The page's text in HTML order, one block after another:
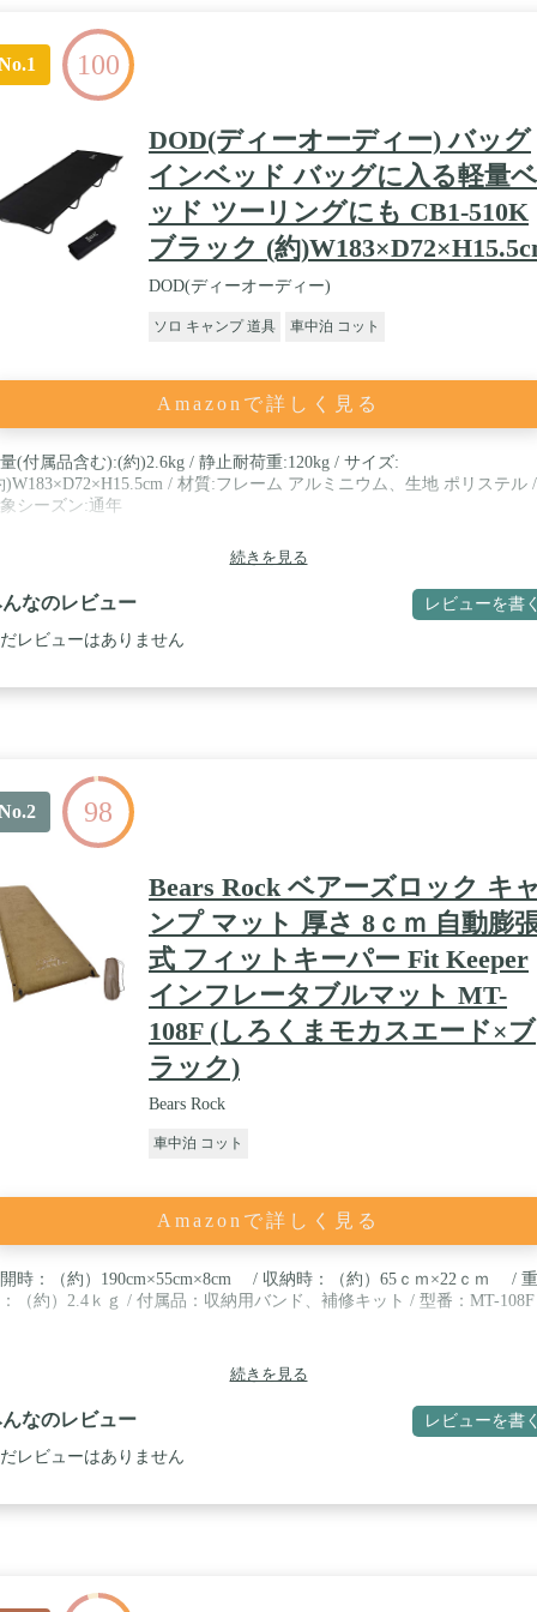
100
DOD(ディーオーディー) バッグ
インベッド バッグに入る軽量ベ
ッド ツーリングにも CB1-510K
ブラック (約
DOD(ディーオーディー)
ソロ キャンプ 道具 車中泊 コット
Amazonで詳しく見る
(付属品含む):(約)2.6kg / 静止耐荷重:120kg / サイズ:
)W183×D72×H15.5cm / 材質:フレーム アルミニウム、生地 ポリステル /
シーズン:通年
続きを見る
なのレビュー レビューを書
レビューはありません
98
Bears Rock ベアーズロック キ
ンプ マット 厚さ 8ｃｍ 自動膨
式 フィットキーパー Fit Keeper
インフレータブルマット MT-
108F (しろくまモカスエード×ブ
ラック)
Bears Rock
車中泊 コット
Amazonで詳しく見る
時：（約）190cm×55cm×8cm / 収納時：（約）65ｃｍ×22ｃｍ / 重
（約）2.4ｋｇ / 付属品：収納用バンド、補修キット / 型番：MT-108F
続きを見る
なのレビュー レビューを書
レビューはありません